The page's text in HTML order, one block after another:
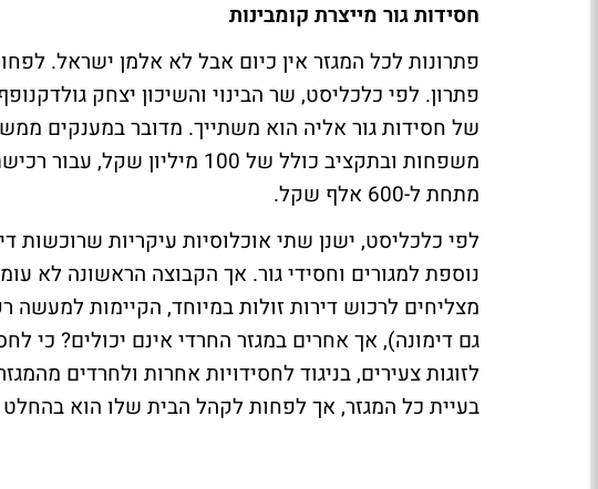
חסידות גור מייצרת קומבינות
פתרונות לכל המגזר אין כיום אבל לא אלמן ישראל.
פתרון. לפי כלכליסט, שר הבינוי והשיכון יצחק
משפחות ובתקציב כולל של 100
מתחת ל-600 אלף שקל.
לפי כלכליסט, ישנן שתי אוכלוסיות עיקריות שרוכשות
נוספת למגורים וחסידי גור. אך הקבוצה הראשונה לא
מצליחים לרכוש דירות זולות במיוחד, הקיימות
גם דימונה), אך אחרים במגזר החרדי אינם יכולים? כי
לזוגות צעירים, בניגוד לחסידויות אחרות ולחרדים
בעיית כל המגזר, אך לפחות לקהל הבית שלו הוא